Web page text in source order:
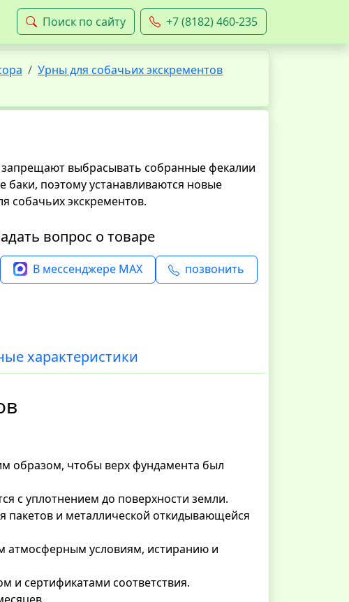
Поиск по сайту +7 (8182) 460-235
Урны для собачьих экскрементов
выбрасывать собранные фекалии
баки, поэтому устанавливаются новые
собачьих экскрементов.
вопрос о товаре
В мессенджере MAX позвонить
характеристики
образом, чтобы верх фундамента был
с уплотнением до поверхности земли.
и металлической откидывающейся
атмосферным условиям, истиранию и
и сертификатами соответствия.